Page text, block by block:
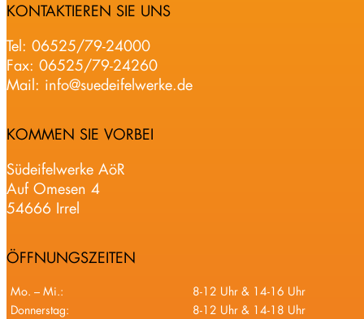
KONTAKTIEREN SIE UNS
Tel: 06525/79-24000
Fax: 06525/79-24260
Mail: info@suedeifelwerke.de
KOMMEN SIE VORBEI
Südeifelwerke AöR
Auf Omesen 4
54666 Irrel
ÖFFNUNGSZEITEN
Mo. – Mi.:
8-12 Uhr & 14-16 Uhr
Donnerstag:
8-12 Uhr & 14-18 Uhr